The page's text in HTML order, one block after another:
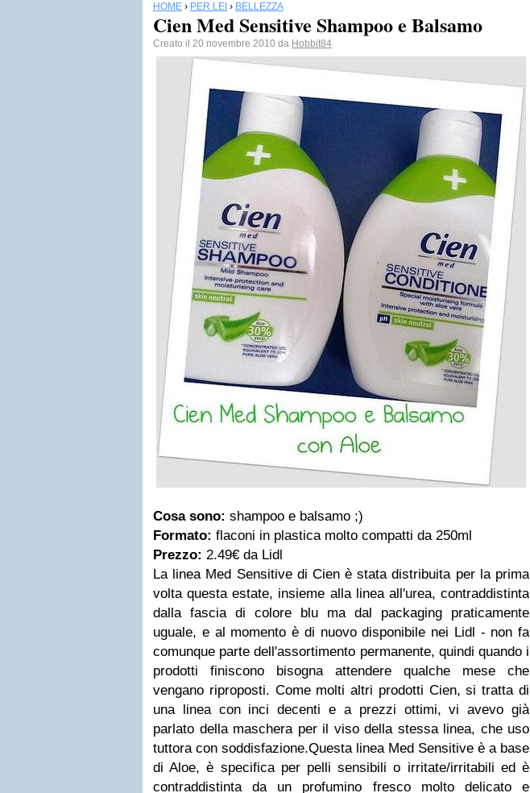
HOME › PER LEI › BELLEZZA
Cien Med Sensitive Shampoo e Balsamo
Creato il 20 novembre 2010 da Hobbit84
Cosa sono: shampoo e balsamo ;)
Formato: flaconi in plastica molto compatti da 250ml
Prezzo: 2.49€ da Lidl
La linea Med Sensitive di Cien è stata distribuita per la prima
volta questa estate, insieme alla linea all'urea, contraddistinta
dalla fascia di colore blu ma dal packaging praticamente
uguale, e al momento è di nuovo disponibile nei Lidl - non fa
comunque parte dell'assortimento permanente, quindi quando i
prodotti finiscono bisogna attendere qualche mese che
vengano riproposti. Come molti altri prodotti Cien, si tratta di
una linea con inci decenti e a prezzi ottimi, vi avevo già
parlato della maschera per il viso della stessa linea, che uso
tuttora con soddisfazione.Questa linea Med Sensitive è a base
di Aloe, è specifica per pelli sensibili o irritate/irritabili ed è
contraddistinta da un profumino fresco molto delicato e